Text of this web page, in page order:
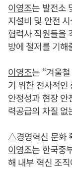
이영조는 발전소
지설비 및 안전
협력사 직원들을
방에 철저를 기해
이영조는 “겨울
기 위한 전사적인
안정성과 현장 안
력공급의 차질 없
△경영혁신 문화
이영조는 한국중
해 내부 혁신 조